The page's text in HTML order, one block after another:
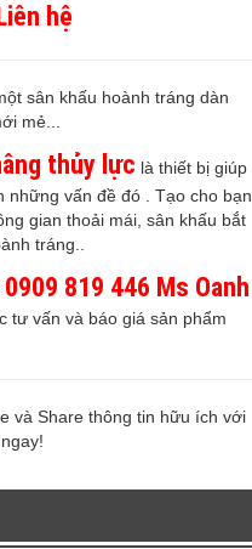
hệ
sân khấu hoành tráng dàn
mẻ...
thủy lực là thiết bị giúp
những vấn đề đó . Tạo cho bạn
gian thoải mái, sân khấu bắt
tráng..
0909 819 446 Ms Oanh
tư vấn và báo giá sản phẩm
và Share thông tin hữu ích với